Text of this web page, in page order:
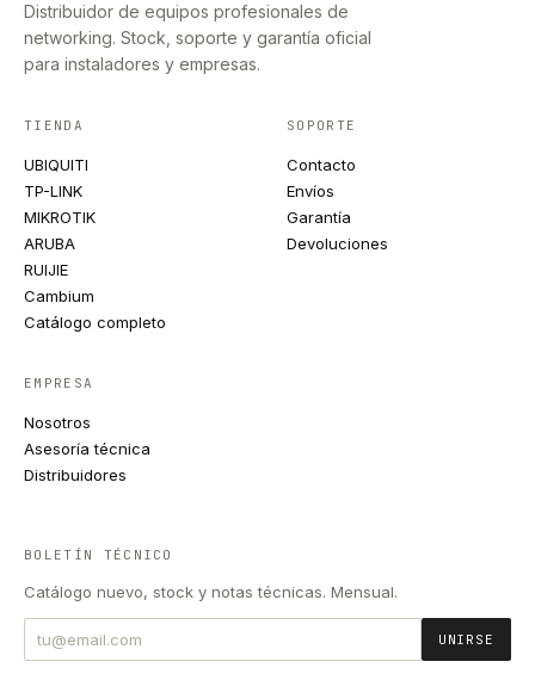
Distribuidor de equipos profesionales de
networking. Stock, soporte y garantía oficial
para instaladores y empresas.
TIENDA
UBIQUITI
TP-LINK
MIKROTIK
ARUBA
RUIJIE
Cambium
Catálogo completo
SOPORTE
Contacto
Envíos
Garantía
Devoluciones
EMPRESA
Nosotros
Asesoría técnica
Distribuidores
BOLETÍN TÉCNICO
Catálogo nuevo, stock y notas técnicas. Mensual.
UNIRSE